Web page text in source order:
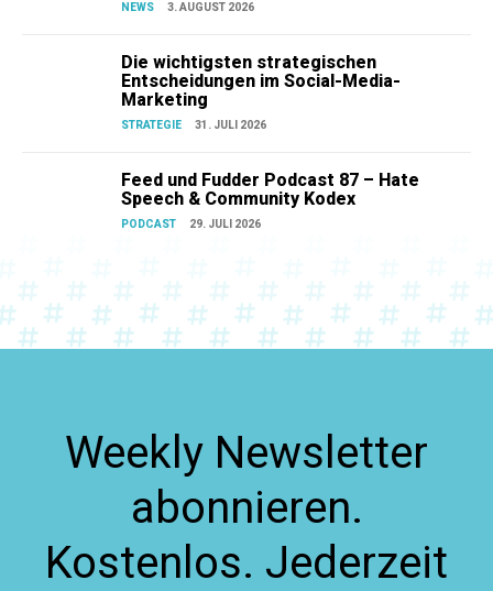
NEWS 3. AUGUST 2026
Die wichtigsten strategischen
Entscheidungen im Social-Media-
Marketing
STRATEGIE 31. JULI 2026
Feed und Fudder Podcast 87 – Hate
Speech & Community Kodex
PODCAST 29. JULI 2026
Weekly Newsletter
abonnieren.
Kostenlos. Jederzeit